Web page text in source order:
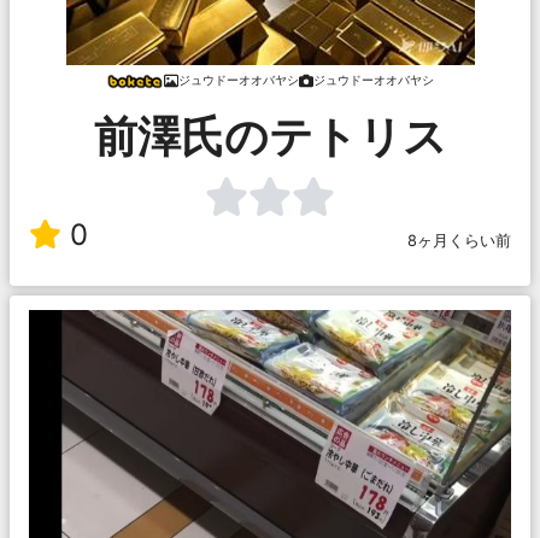
ジュウドーオオバヤシ ジュウドーオオバヤシ
前澤氏のテトリス
0 8ヶ月くらい前